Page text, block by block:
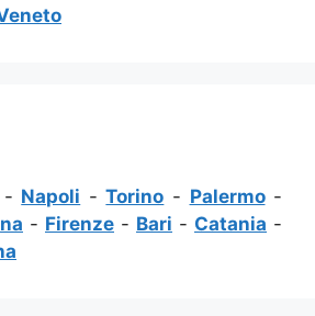
- Napoli -Torino - Palermo-
- Firenze - Bari - Catania -